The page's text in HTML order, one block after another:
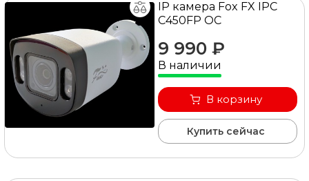
IP камера Fox FX IPC
C450FP OC
9 990 ₽
В наличии
В корзину
Купить сейчас